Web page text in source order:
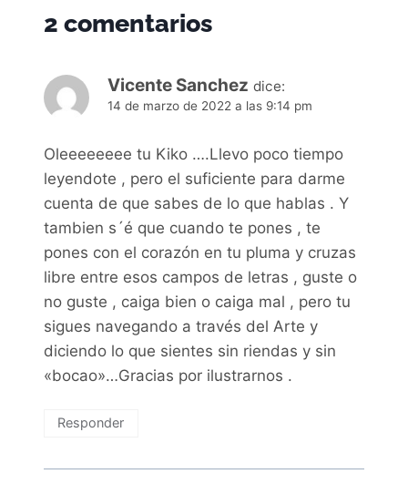
2 comentarios
Vicente Sanchez dice:
14 de marzo de 2022 a las 9:14 pm
Oleeeeeeee tu Kiko ….Llevo poco tiempo
leyendote , pero el suficiente para darme
cuenta de que sabes de lo que hablas . Y
tambien s´é que cuando te pones , te
pones con el corazón en tu pluma y cruzas
libre entre esos campos de letras , guste o
no guste , caiga bien o caiga mal , pero tu
sigues navegando a través del Arte y
diciendo lo que sientes sin riendas y sin
«bocao»…Gracias por ilustrarnos .
Responder